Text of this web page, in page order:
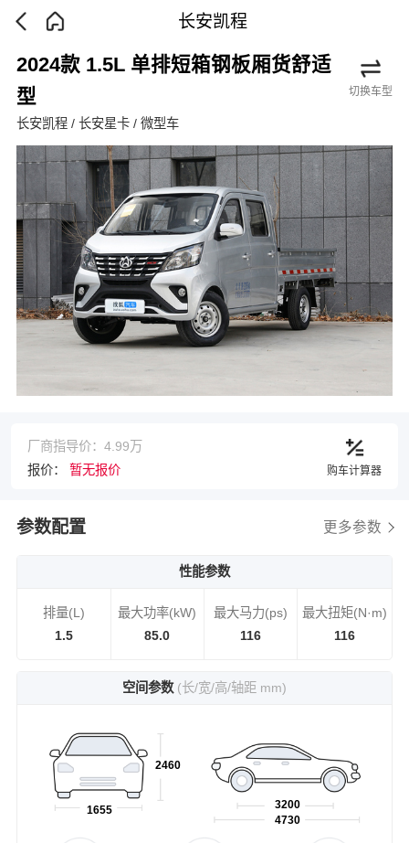
长安凯程
2024款 1.5L 单排短箱钢板厢货舒适
型
长安凯程 / 长安星卡 / 微型车
切换车型
厂商指导价：4.99万
报价： 暂无报价 购车计算器
参数配置 更多参数
性能参数
排量(L)
1.5
最大功率(kW)
85.0
最大马力(ps)
116
最大扭矩(N·m)
116
空间参数 (长/宽/高/轴距 mm)
1655
2460
4730
3200